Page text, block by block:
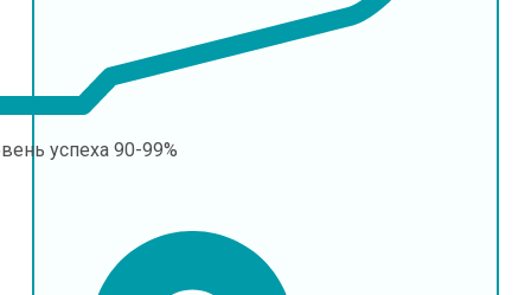
успеха 90-99%